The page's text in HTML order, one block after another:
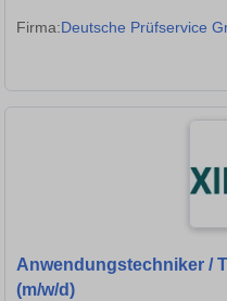
Firma:Deutsche Prüfservice
Anwendungstechniker /
(m/w/d)